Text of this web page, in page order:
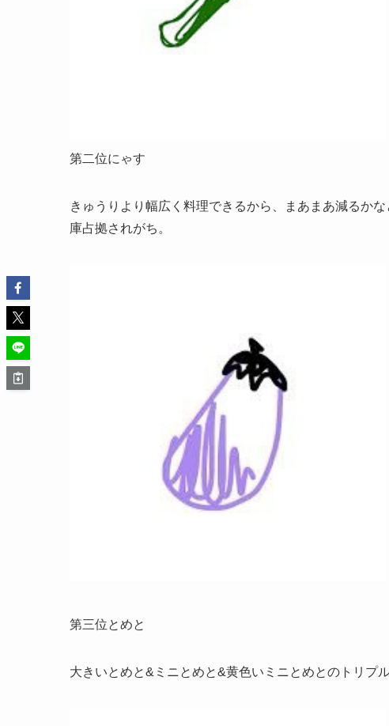
第二位にゃす
きゅうりより幅広く料理できるから、まあまあ減るか
庫占拠されがち。
第三位とめと
大きいとめと&ミニとめと&黄色いミニとめとのトリプ